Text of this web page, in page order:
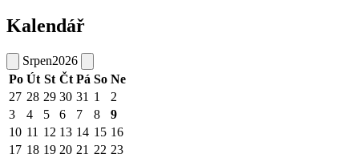
Kalendář
Srpen2026
Po Út St Čt Pá So Ne
27 28 29 30 31 1
2
3
4 5 6 7 8
9
10 11 12 13 14 15 16
17 18 19 20 21 22 23